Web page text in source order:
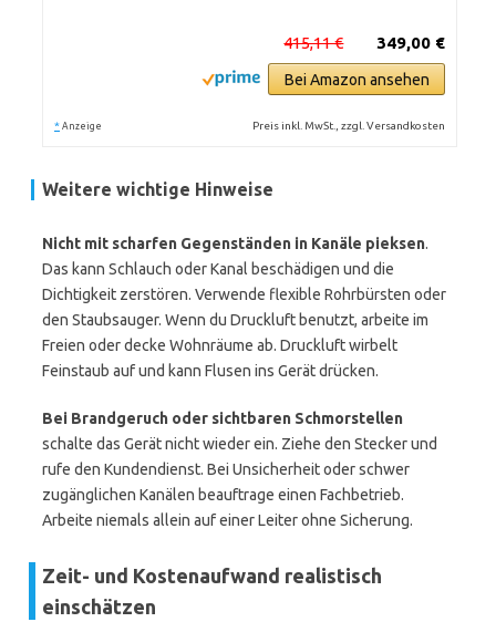
349,00 €
415,11 €
Bei Amazon ansehen
* Anzeige Preis inkl. MwSt., zzgl. Versandkosten
Weitere wichtige Hinweise
Nicht mit scharfen Gegenständen in Kanäle pieksen.
Das kann Schlauch oder Kanal beschädigen und die
Dichtigkeit zerstören. Verwende flexible Rohrbürsten oder
den Staubsauger. Wenn du Druckluft benutzt, arbeite im
Freien oder decke Wohnräume ab. Druckluft wirbelt
Feinstaub auf und kann Flusen ins Gerät drücken.
Bei Brandgeruch oder sichtbaren Schmorstellen
schalte das Gerät nicht wieder ein. Ziehe den Stecker und
rufe den Kundendienst. Bei Unsicherheit oder schwer
zugänglichen Kanälen beauftrage einen Fachbetrieb.
Arbeite niemals allein auf einer Leiter ohne Sicherung.
Zeit- und Kostenaufwand realistisch
einschätzen